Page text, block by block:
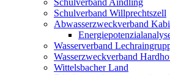
Schulverband Aindling
Schulverband Willprechtszell
Abwasserzweckverband
Wasserverband
Wasserzweckverband
Wittelsbacher Land